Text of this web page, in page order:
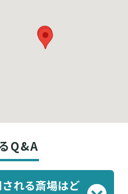
Q&A
れる斎場はど